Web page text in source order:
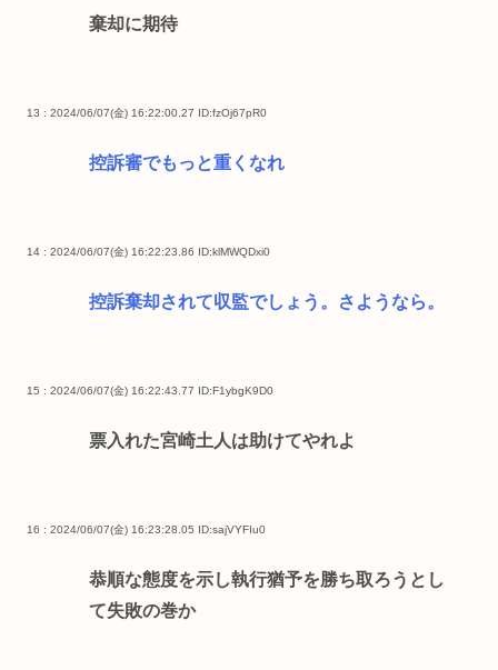
棄却に期待
13 : 2024/06/07(金) 16:22:00.27 ID:fzOj67pR0
控訴審でもっと重くなれ
14 : 2024/06/07(金) 16:22:23.86 ID:klMWQDxi0
控訴棄却されて収監でしょう。さようなら。
15 : 2024/06/07(金) 16:22:43.77 ID:F1ybgK9D0
票入れた宮崎土人は助けてやれよ
16 : 2024/06/07(金) 16:23:28.05 ID:sajVYFIu0
恭順な態度を示し執行猶予を勝ち取ろうとし
て失敗の巻か